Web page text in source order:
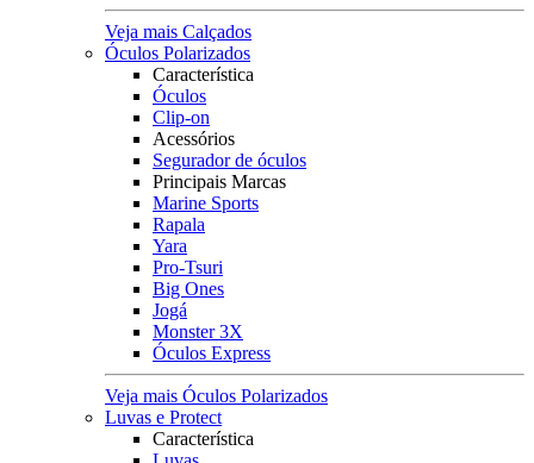
Veja mais Calçados
Óculos Polarizados
Característica
Óculos
Clip-on
Acessórios
Segurador de óculos
Principais Marcas
Marine Sports
Rapala
Yara
Pro-Tsuri
Big Ones
Jogá
Monster 3X
Óculos Express
Veja mais Óculos Polarizados
Luvas e Protect
Característica